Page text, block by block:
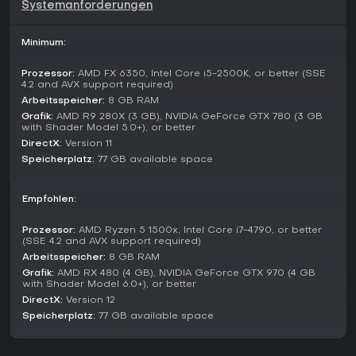
zusätzliche Herausforderungen, die von abgestimmter Taktik
PvP-Optionen ermöglichen es, die eigenen Fähigkeiten in
dedizierten Matches gegen andere Spieler zu testen. The
Summit bietet eine eigenständige 100-stöckige,
zufallsgenerierte Turm-Erkundung mit steigenden
Gegnerwellen und prozeduralen Elementen, die das Erlebnis
bei wiederholten Durchläufen frisch halten.
Regelmäßige saisonale Updates erweitern das Spiel
Events. Diese Ergänzungen bringen frische Aktivitäten,
Ausrüstung und Umweltveränderungen, die die Welt für
wiederkehrende Spieler dynamisch halten. Das Live-Service-
Modell sorgt für eine stetige Weiterentwicklung, ohne dass
Kerninhalte der Saison separat erworben werden müssen.
Erweiterungen wie Battle for Brooklyn haben neue Gebiete
Systemanforderungen
Minimum:
Prozessor: AMD FX 6350, Intel Core i5-2500K, or better (SSE
4.2 and AVX support required)
Arbeitsspeicher: 8 GB RAM
Grafik: AMD R9 280X (3 GB), NVIDIA GeForce GTX 780 (3 GB
with Shader Model 5.0+), or better
DirectX: Version 11
Speicherplatz: 77 GB available space
Empfohlen:
Prozessor: AMD Ryzen 5 1500x, Intel Core i7-4790, or better
(SSE 4.2 and AVX support required)
Arbeitsspeicher: 8 GB RAM
Grafik: AMD RX 480 (4 GB), NVIDIA GeForce GTX 970 (4 GB
with Shader Model 6.0+), or better
DirectX: Version 12
Speicherplatz: 77 GB available space